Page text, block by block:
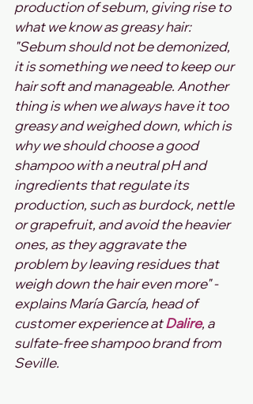
production of sebum, giving rise to
what we know as greasy hair:
"Sebum should not be demonized,
it is something we need to keep our
hair soft and manageable. Another
thing is when we always have it too
greasy and weighed down, which is
why we should choose a good
shampoo with a neutral pH and
ingredients that regulate its
production, such as burdock, nettle
or grapefruit, and avoid the heavier
ones, as they aggravate the
problem by leaving residues that
weigh down the hair even more" -
explains María García, head of
customer experience at Dalire, a
sulfate-free shampoo brand from
Seville.